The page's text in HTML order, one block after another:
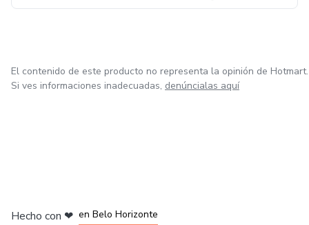
El contenido de este producto no representa la opinión de Hotmart.
Si ves informaciones inadecuadas, denúncialas aquí
Hecho con ❤ en Belo Horizonte